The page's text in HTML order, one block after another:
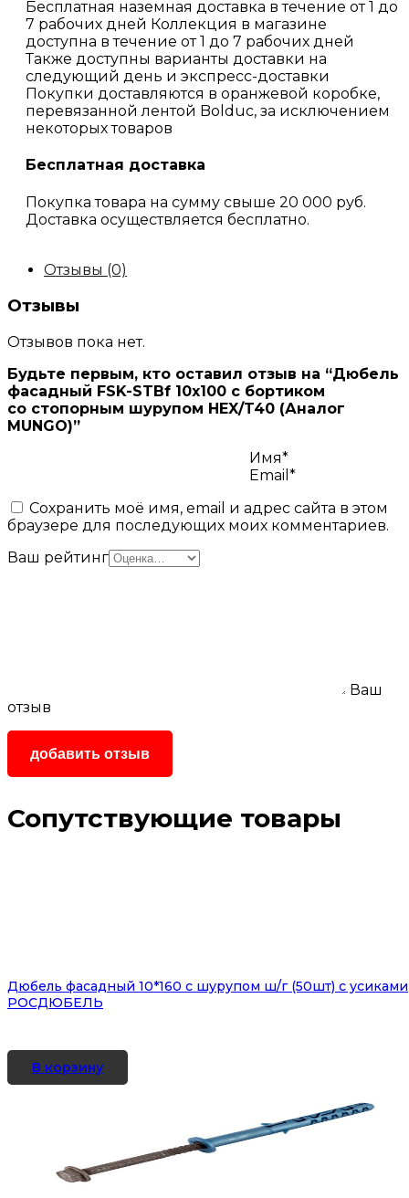
Бесплатная наземная доставка в течение от 1 до
7 рабочих дней Коллекция в магазине
доступна в течение от 1 до 7 рабочих дней
Также доступны варианты доставки на
следующий день и экспресс-доставки
Покупки доставляются в оранжевой коробке,
перевязанной лентой Bolduc, за исключением
некоторых товаров
Бесплатная доставка
Покупка товара на сумму свыше 20 000 руб.
Доставка осуществляется бесплатно.
Отзывы (0)
Отзывы
Отзывов пока нет.
Будьте первым, кто оставил отзыв на “Дюбель
фасадный FSK-STBf 10х100 с бортиком
со стопорным шурупом HEX/T40 (Аналог
MUNGO)”
Имя*
Email*
Сохранить моё имя, email и адрес сайта в этом
браузере для последующих моих комментариев.
Ваш рейтинг
Ваш
отзыв
Сопутствующие товары
Дюбель фасадный 10*160 с шурупом ш/г (50шт) с усиками
РОСДЮБЕЛЬ
В корзину